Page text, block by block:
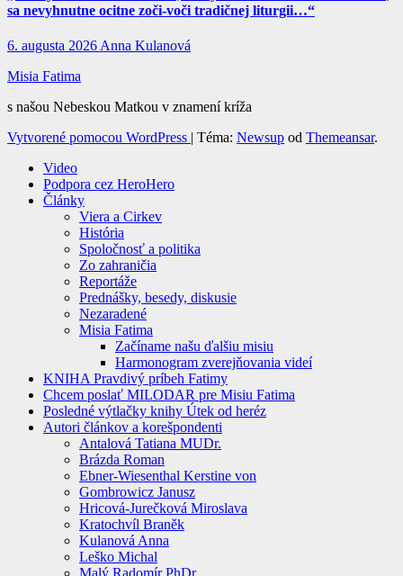
sa nevyhnutne ocitne zoči-voči tradičnej liturgii…“
6. augusta 2026 Anna Kulanová
Misia Fatima
s našou Nebeskou Matkou v znamení kríža
Vytvorené pomocou WordPress | Téma: Newsup od Themeansar.
Video
Podpora cez HeroHero
Články
Viera a Cirkev
História
Spoločnosť a politika
Zo zahraničia
Reportáže
Prednášky, besedy, diskusie
Nezaradené
Misia Fatima
Začíname našu ďalšiu misiu
Harmonogram zverejňovania videí
KNIHA Pravdivý príbeh Fatimy
Chcem poslať MILODAR pre Misiu Fatima
Posledné výtlačky knihy Útek od heréz
Autori článkov a korešpondenti
Antalová Tatiana MUDr.
Brázda Roman
Ebner-Wiesenthal Kerstine von
Gombrowicz Janusz
Hricová-Jurečková Miroslava
Kratochvíl Braněk
Kulanová Anna
Leško Michal